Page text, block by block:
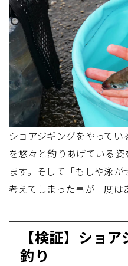
ショアジギングをやって
を悠々と釣りあげている
ます。そして「もしや泳
考えてしまった事が一度は
【検証】ショ
釣り